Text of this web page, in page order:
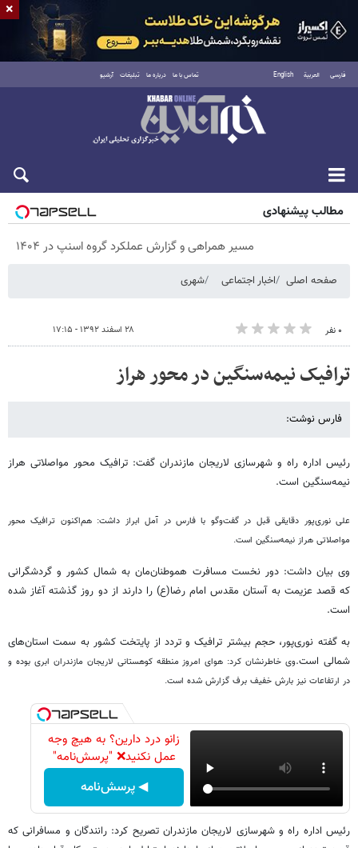
فارسی العربية English تماس با ما درباره ما تبلیغات آرشیو
پنجشنبه ۱۵ مرداد ۱۴۰۵
مطالب پیشنهادی
مسیر همراهی و گزارش عملکرد گروه اسنپ در ۱۴۰۴
صفحه اصلی اخبار اجتماعی شهری
۰ نفر ۲۸ اسفند ۱۳۹۲ - ۱۷:۱۵
ترافیک نیمه‌سنگین در محور ‌هراز‌‌
فارس نوشت:
رئیس اداره راه و شهرسازی لاریجان مازندران گفت: ترافیک محور مواصلاتی هراز
نیمه‌سنگین است.
علی نوری‌پور دقایقی قبل در گفت‌وگو با فارس در آمل ابراز داشت: هم‌اکنون ترافیک محور
مواصلاتی هراز نیمه‌سنگین است.
وی بیان داشت: دور نخست مسافرت هموطنان‌مان به شمال کشور و گردشگرانی
که قصد عزیمت به آستان مقدس امام رضا(ع) را دارند از دو روز گذشته آغاز شده
است.
به گفته نوری‌پور، حجم بیشتر ترافیک و تردد از پایتخت کشور به سمت استان‌های
شمالی است.وی خاطرنشان کرد: هوای امروز منطقه کوهستانی لاریجان مازندران ابری بوده و
در ارتفاعات نیز بارش خفیف برف گزارش شده است.
زانو درد دارین؟ به هیچ وجه
عمل نکنید❌ "پرسش‌نامه"
◀ پرسش‌نامه
رئیس اداره راه و شهرسازی لاریجان مازندران تصریح کرد: رانندگان و مسافرانی که
×